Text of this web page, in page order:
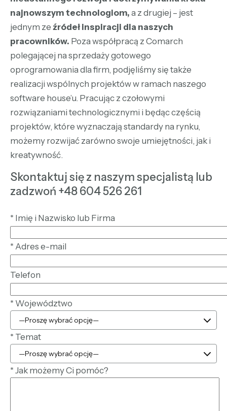
najnowszym technologiom, a z drugiej – jest
jednym ze źródeł inspiracji dla naszych
pracowników. Poza współpracą z Comarch
polegającej na sprzedaży gotowego
oprogramowania dla firm, podjęliśmy się także
realizacji wspólnych projektów w ramach naszego
software house’u. Pracując z czołowymi
rozwiązaniami technologicznymi i będąc częścią
projektów, które wyznaczają standardy na rynku,
możemy rozwijać zarówno swoje umiejętności, jak i
kreatywność.
Skontaktuj się z naszym specjalistą lub
zadzwoń +48 604 526 261
* Imię i Nazwisko lub Firma
* Adres e-mail
Telefon
* Województwo
* Temat
* Jak możemy Ci pomóc?